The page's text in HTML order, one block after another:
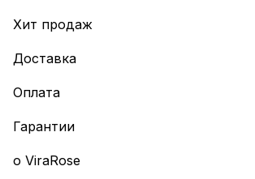
Хит продаж
Доставка
Оплата
Гарантии
о ViraRose